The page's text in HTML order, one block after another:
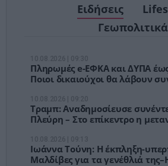
Ειδήσεις
Γεωπολιτικά
Πληρωμές e-ΕΦΚΑ και ΔΥΠΑ
Ποιοι δικαιούχοι θα λάβουν
Τραμπ: Αναδημοσίευσε
Πλεύρη – Στο επίκεντρο η
Ιωάννα Τούνη: Η έκπληξη-
Μαλδίβες για τα γενέθλιά